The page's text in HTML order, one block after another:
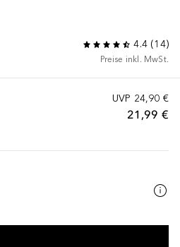
4.4(14)
Preise inkl. MwSt.
UVP 24,90 €
21,99 €